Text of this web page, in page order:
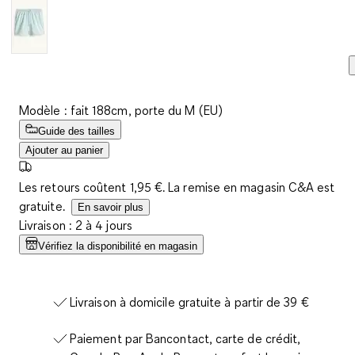
Modèle : fait 188cm, porte du M (EU)
Guide des tailles
Ajouter au panier
Les retours coûtent 1,95 €. La remise en magasin C&A est
gratuite.
En savoir plus
Livraison : 2 à 4 jours
Vérifiez la disponibilité en magasin
Livraison à domicile gratuite à partir de 39 €
Paiement par Bancontact, carte de crédit,